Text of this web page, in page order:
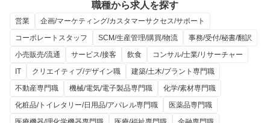
職種から求人を探す
営業
企画/マーケティング/カスタマーサクセス/サポート
コーポレートスタッフ
SCM/生産管理/購買/物流
事務/受付/秘書/翻訳
小売販売/流通
サービス/接客 飲食
コンサル/士業/リサーチャー
IT
クリエイティブ/デザイン職
建築/土木/プラント専門職
不動産専門職
機械/電気/電子製品専門職
化学/素材専門職
化粧品/トイレタリー/日用品/アパレル専門職
医薬品専門職